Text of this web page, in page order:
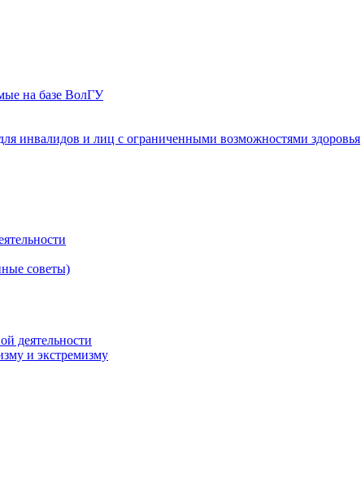
на базе ВолГУ
инвалидов и лиц с ограниченными возможностями здоровья
советы)
деятельности
и экстремизму